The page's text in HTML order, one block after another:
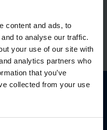
content and ads, to
to analyse our traffic.
your use of our site with
analytics partners who
that you’ve
collected from your use
Lataa tästä